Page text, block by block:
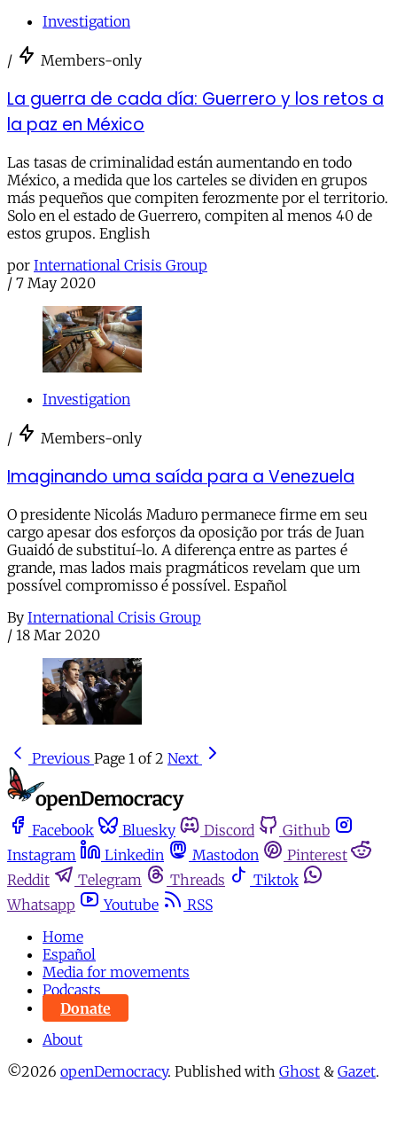
Investigation
/ Members-only
La guerra de cada día: Guerrero y los retos a
la paz en México
Las tasas de criminalidad están aumentando en todo
México, a medida que los carteles se dividen en grupos
más pequeños que compiten ferozmente por el territorio.
Solo en el estado de Guerrero, compiten al menos 40 de
estos grupos. English
por International Crisis Group
/ 7 May 2020
Investigation
/ Members-only
Imaginando uma saída para a Venezuela
O presidente Nicolás Maduro permanece firme em seu
cargo apesar dos esforços da oposição por trás de Juan
Guaidó de substituí-lo. A diferença entre as partes é
grande, mas lados mais pragmáticos revelam que um
possível compromisso é possível. Español
By International Crisis Group
/ 18 Mar 2020
Previous Page 1 of 2 Next
Facebook Bluesky Discord
Github
Instagram
Linkedin Mastodon
Pinterest
Reddit
Telegram Threads
Tiktok
Whatsapp
Youtube
RSS
Home
Español
Media for movements
Podcasts
Donate
About
©2026 openDemocracy. Published with Ghost & Gazet.